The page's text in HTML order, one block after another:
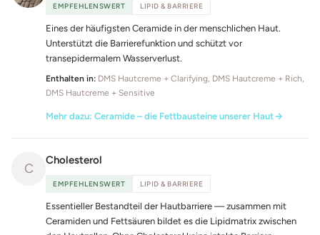
EMPFEHLENSWERT LIPID & BARRIERE
Eines der häufigsten Ceramide in der menschlichen Haut.
Unterstützt die Barrierefunktion und schützt vor
transepidermalem Wasserverlust.
Enthalten in: DMS Hautcreme + Clarifying, DMS Hautcreme + Rich,
DMS Hautcreme + Sensitive
Mehr dazu: Ceramide – die Fettbausteine unserer Haut
C
Cholesterol
EMPFEHLENSWERT LIPID & BARRIERE
Essentieller Bestandteil der Hautbarriere — zusammen mit
Ceramiden und Fettsäuren bildet es die Lipidmatrix zwischen